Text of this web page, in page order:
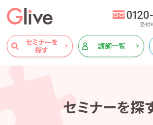
セミナーを
探す
講師一覧
セミナーを探